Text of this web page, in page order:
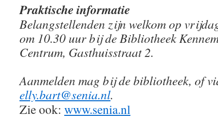
Praktische informatie
Belangstellenden zijn welkom op
om 10.30 uur bij de Bibliotheek
Centrum, Gasthuisstraat 2.
Aanmelden mag bij de bibliotheek, of
elly.bart@senia.nl.
Zie ook: www.senia.nl